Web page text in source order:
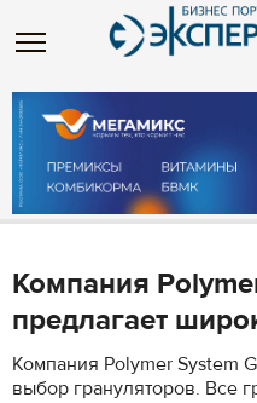
Компания
предлагает
Компания Polymer Sуstem
выбор грануляторов. Все